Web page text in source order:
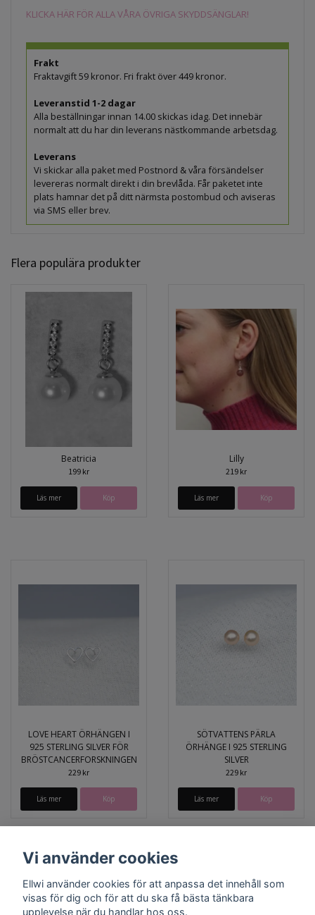
KLICKA HÄR FÖR ALLA VÅRA ÖVRIGA SKYDDSÄNGLAR!
Frakt
Fraktavgift 59 kronor. Fri frakt över 449 kronor.
Leveranstid 1-2 dagar
Alla beställningar innan 14.00 skickas idag. Det innebär
normalt att du har din leverans nästkommande arbetsdag.
Leverans
Vi skickar alla paket med Postnord & våra försändelser
levereras normalt direkt i din brevlåda. Får paketet inte
plats hamnar det på ditt närmsta postombud och aviseras
via SMS eller brev.
Flera populära produkter
Beatricia
199 kr
Läs mer
Lilly
219 kr
Läs mer Köp
LOVE HEART ÖRHÄNGEN I
925 STERLING SILVER FÖR
BRÖSTCANCERFORSKNINGEN
229 kr
Läs mer
SÖTVATTENS PÄRLA
ÖRHÄNGE I 925 STERLING
SILVER
229 kr
Läs mer
Vi använder cookies
Ellwi använder cookies för att anpassa det innehåll som
visas för dig och för att du ska få bästa tänkbara
upplevelse när du handlar hos oss.